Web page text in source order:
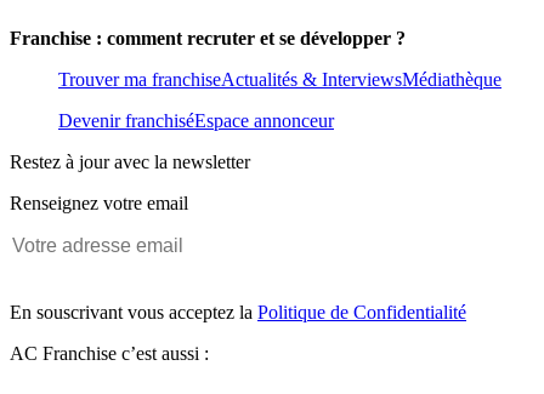
Franchise : comment recruter et se développer ?
Trouver ma franchiseActualités & InterviewsMédiathèque
Devenir franchiséEspace annonceur
Restez à jour avec la newsletter
Renseignez votre email
En souscrivant vous acceptez la Politique de Confidentialité
AC Franchise c’est aussi :